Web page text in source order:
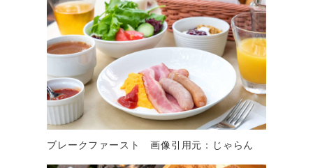
ブレークファースト 画像引用元：じゃらん